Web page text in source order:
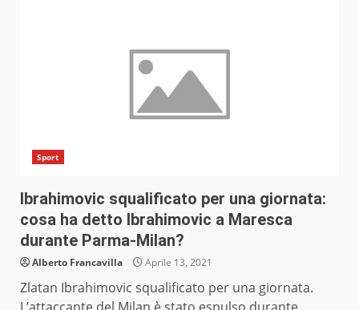
Sport
Ibrahimovic squalificato per una giornata:
cosa ha detto Ibrahimovic a Maresca
durante Parma-Milan?
Alberto Francavilla Aprile 13, 2021
Zlatan Ibrahimovic squalificato per una giornata.